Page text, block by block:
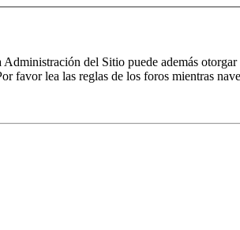
del Sitio puede además
favor lea las reglas de los foros mientras